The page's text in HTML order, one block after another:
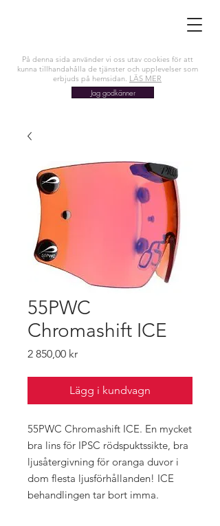
På denna sida använder vi oss utav cookies för att
kunna tillhandahålla de tjänster och upplevelser som
erbjuds på hemsidan. LÄS MER
Jag godkänner
55PWC
Chromashift ICE
2 850,00 krPris
Lägg i kundvagn
55PWC Chromashift ICE. En mycket
bra lins för IPSC rödspuktssikte, bra
ljusåtergivning för oranga duvor i
dom flesta ljusförhållanden! ICE
behandlingen tar bort imma.